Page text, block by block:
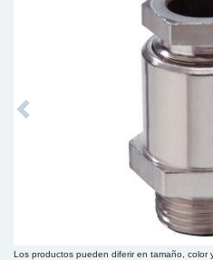
Previous
Los productos pueden diferir en tamaño, color